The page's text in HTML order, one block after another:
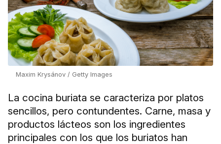
Maxim Krysánov / Getty Images
La cocina buriata se caracteriza por platos
sencillos, pero contundentes. Carne, masa y
productos lácteos son los ingredientes
principales con los que los buriatos han